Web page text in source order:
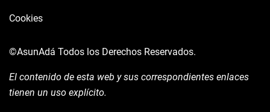
Cookies
©AsunAdá Todos los Derechos Reservados.
El contenido de esta web y sus correspondientes enlaces
tienen un uso explícito.